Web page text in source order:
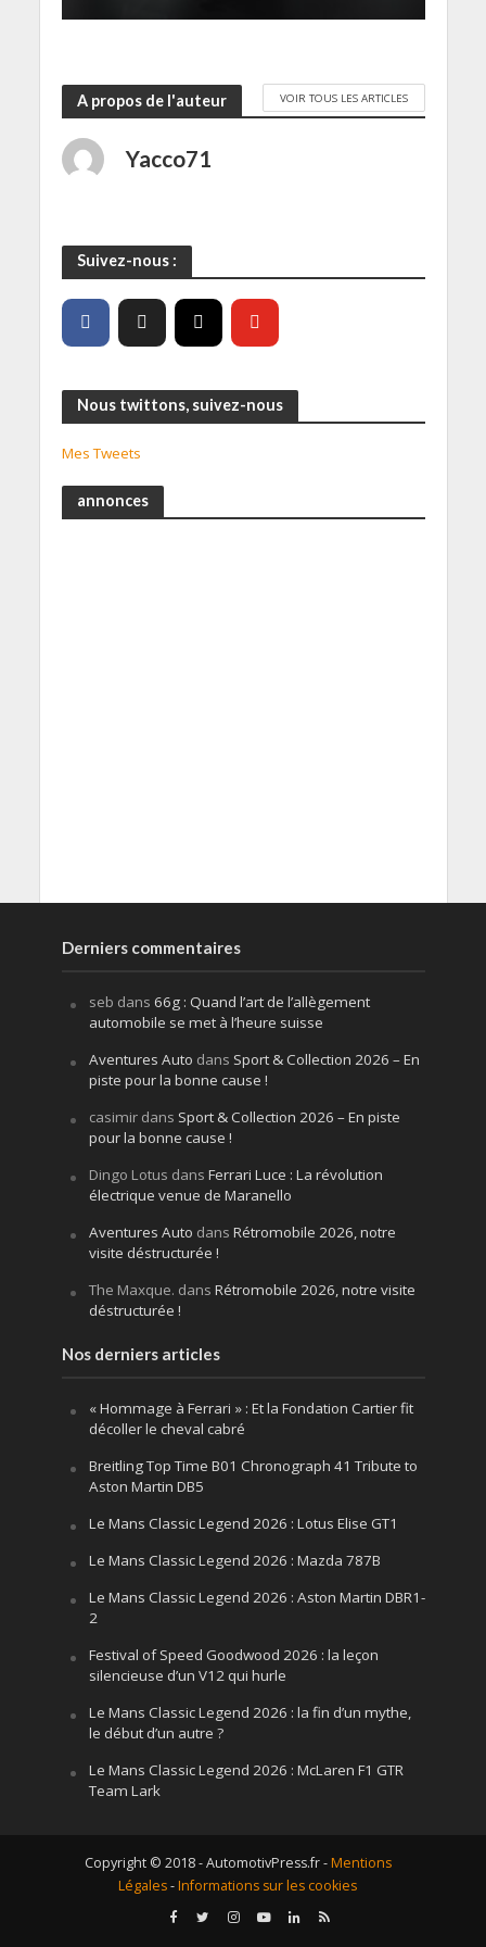
A propos de l'auteur VOIR TOUS LES ARTICLES
Yacco71
Suivez-nous :
Nous twittons, suivez-nous
Mes Tweets
annonces
Derniers commentaires
seb dans 66g : Quand l’art de l’allègement
automobile se met à l’heure suisse
Aventures Auto dans Sport & Collection 2026 – En
piste pour la bonne cause !
casimirdans Sport & Collection 2026 – En piste
pour la bonne cause !
Dingo Lotus dans Ferrari Luce : La révolution
électrique venue de Maranello
Aventures Auto dans Rétromobile 2026, notre
visite déstructurée !
The Maxque. dans Rétromobile 2026, notre visite
déstructurée !
Nos derniers articles
« Hommage à Ferrari » : Et la Fondation Cartier fit
décoller le cheval cabré
Breitling Top Time B01 Chronograph 41 Tribute to
Aston Martin DB5
Le Mans Classic Legend 2026 : Lotus Elise GT1
Le Mans Classic Legend 2026 : Mazda 787B
Le Mans Classic Legend 2026 : Aston Martin DBR1-
2
Festival of Speed Goodwood 2026 : la leçon
silencieuse d’un V12 qui hurle
Le Mans Classic Legend 2026 : la fin d’un mythe,
le début d’un autre ?
Le Mans Classic Legend 2026 : McLaren F1 GTR
Team Lark
Copyright © 2018 - AutomotivPress.fr -Mentions
Légales-Informations sur les cookies